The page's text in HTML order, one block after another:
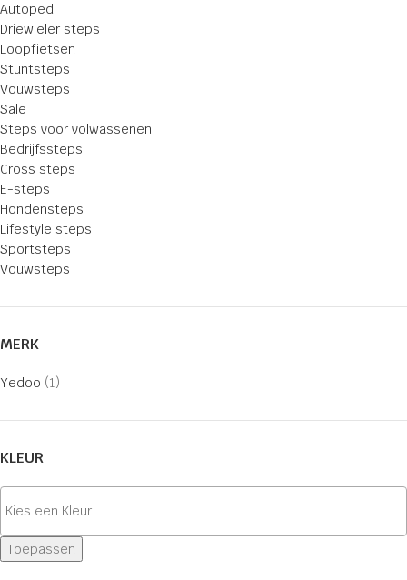
Autoped
Driewieler steps
Loopfietsen
Stuntsteps
Vouwsteps
Sale
Steps voor volwassenen
Bedrijfssteps
Cross steps
E-steps
Hondensteps
Lifestyle steps
Sportsteps
Vouwsteps
MERK
Yedoo (1)
KLEUR
Toepassen